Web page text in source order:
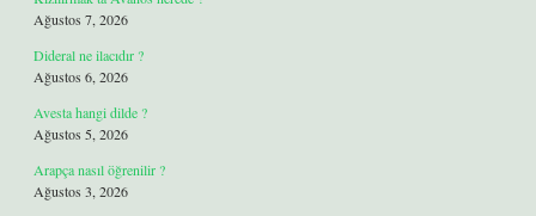
Ağustos 7, 2026
Dideral ne ilacıdır ?
Ağustos 6, 2026
Avesta hangi dilde ?
Ağustos 5, 2026
Arapça nasıl öğrenilir ?
Ağustos 3, 2026